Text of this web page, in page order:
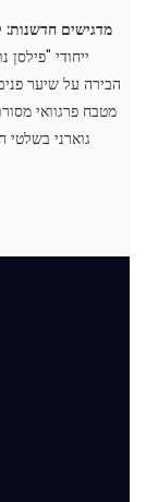
מדגישים חדשנות:
ייחודי
הבירה על שיער
מטבח פרגוואי
גוארני בשלטי